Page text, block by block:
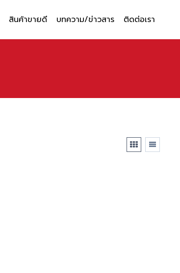
สินค้าขายดี บทความ/ข่าวสาร ติดต่อเรา